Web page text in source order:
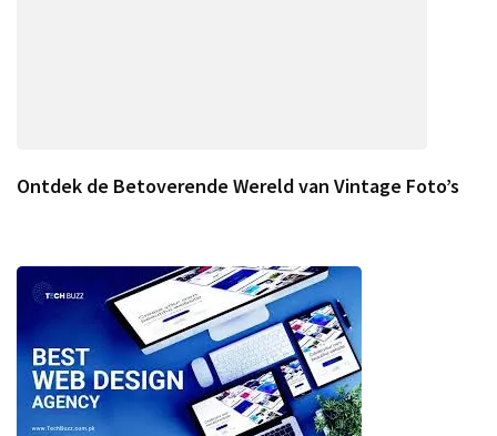
Ontdek de Betoverende Wereld van Vintage Foto’s